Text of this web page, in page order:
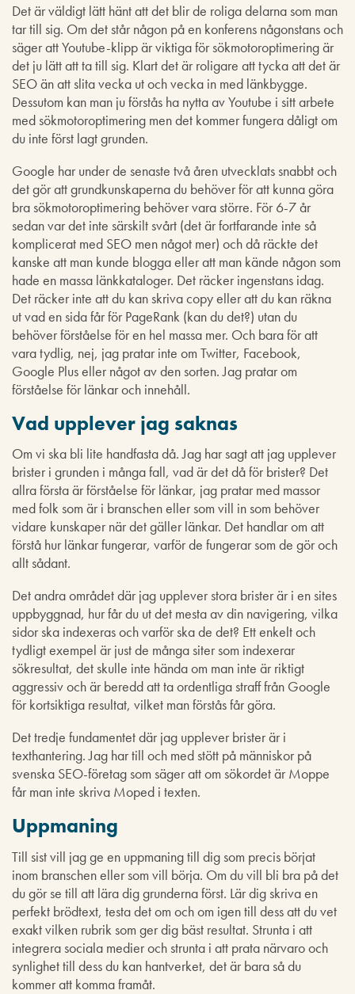
Det är väldigt lätt hänt att det blir de roliga delarna som man
tar till sig. Om det står någon på en konferens någonstans och
säger att Youtube-klipp är viktiga för sökmotoroptimering är
det ju lätt att ta till sig. Klart det är roligare att tycka att det är
SEO än att slita vecka ut och vecka in med länkbygge.
Dessutom kan man ju förstås ha nytta av Youtube i sitt arbete
med sökmotoroptimering men det kommer fungera dåligt om
du inte först lagt grunden.
Google har under de senaste två åren utvecklats snabbt och
det gör att grundkunskaperna du behöver för att kunna göra
bra sökmotoroptimering behöver vara större. För 6-7 år
sedan var det inte särskilt svårt (det är fortfarande inte så
komplicerat med SEO men något mer) och då räckte det
kanske att man kunde blogga eller att man kände någon som
hade en massa länkkataloger. Det räcker ingenstans idag.
Det räcker inte att du kan skriva copy eller att du kan räkna
ut vad en sida får för PageRank (kan du det?) utan du
behöver förståelse för en hel massa mer. Och bara för att
vara tydlig, nej, jag pratar inte om Twitter, Facebook,
Google Plus eller något av den sorten. Jag pratar om
förståelse för länkar och innehåll.
Vad upplever jag saknas
Om vi ska bli lite handfasta då. Jag har sagt att jag upplever
brister i grunden i många fall, vad är det då för brister? Det
allra första är förståelse för länkar, jag pratar med massor
med folk som är i branschen eller som vill in som behöver
vidare kunskaper när det gäller länkar. Det handlar om att
förstå hur länkar fungerar, varför de fungerar som de gör och
allt sådant.
Det andra området där jag upplever stora brister är i en sites
uppbyggnad, hur får du ut det mesta av din navigering, vilka
sidor ska indexeras och varför ska de det? Ett enkelt och
tydligt exempel är just de många siter som indexerar
sökresultat, det skulle inte hända om man inte är riktigt
aggressiv och är beredd att ta ordentliga straff från Google
för kortsiktiga resultat, vilket man förstås får göra.
Det tredje fundamentet där jag upplever brister är i
texthantering. Jag har till och med stött på människor på
svenska SEO-företag som säger att om sökordet är Moppe
får man inte skriva Moped i texten.
Uppmaning
Till sist vill jag ge en uppmaning till dig som precis börjat
inom branschen eller som vill börja. Om du vill bli bra på det
du gör se till att lära dig grunderna först. Lär dig skriva en
perfekt brödtext, testa det om och om igen till dess att du vet
exakt vilken rubrik som ger dig bäst resultat. Strunta i att
integrera sociala medier och strunta i att prata närvaro och
synlighet till dess du kan hantverket, det är bara så du
kommer att komma framåt.